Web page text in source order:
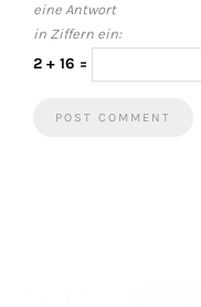
eine Antwort
in Ziffern ein:
2 + 16 =